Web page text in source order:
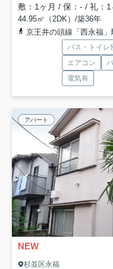
敷：1ヶ月 / 保：- / 礼：1
44.95㎡（2DK）/築36年
京王井の頭線「西永福
バス・トイレ
エアコン
電気有
アパート
NEW
杉並区永福